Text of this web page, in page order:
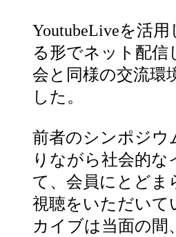
YoutubeLiveを活
る形でネット配信
会と同様の交流環
した。
前者のシンポジウ
りながら社会的
て、会員にとどま
視聴をいただいて
カイブは当面の